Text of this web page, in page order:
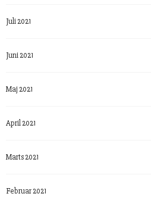
Juli 2021
Juni 2021
Maj 2021
April 2021
Marts 2021
Februar 2021